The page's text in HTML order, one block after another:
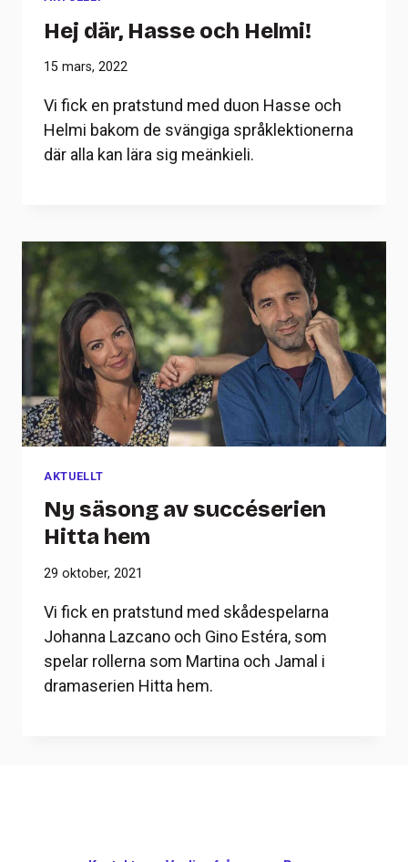
Hej där, Hasse och Helmi!
15 mars, 2022
Vi fick en pratstund med duon Hasse och
Helmi bakom de svängiga språklektionerna
där alla kan lära sig meänkieli.
AKTUELLT
Ny säsong av succéserien
Hitta hem
29 oktober, 2021
Vi fick en pratstund med skådespelarna
Johanna Lazcano och Gino Estéra, som
spelar rollerna som Martina och Jamal i
dramaserien Hitta hem.